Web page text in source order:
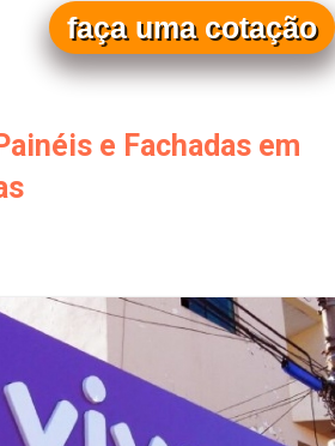
pelos telefones
(19)
(19)
e Fachadas em
faça uma cotação